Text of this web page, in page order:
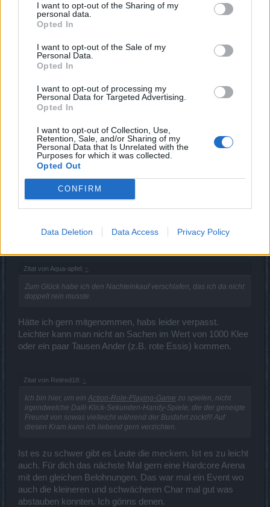
I want to opt-out of the Sharing of my
personal data.
Opted In
I want to opt-out of the Sale of my
Personal Data.
Opted In
I want to opt-out of processing my
Personal Data for Targeted Advertising.
Opted In
I want to opt-out of Collection, Use,
Retention, Sale, and/or Sharing of my
Personal Data that Is Unrelated with the
Purposes for which it was collected.
Opted Out
CONFIRM
Data Deletion Data Access Privacy Policy
gemacht? Stand nirgends das dieses Event ein Muss ist.
Hätte man auch auslassen können.
Zitat von Aqua-apfel: ↑
Sogar mein 5-jähriger Enkel war nicht begeistert er fand es
der rote Kreis sich leert.
Dann bitte das nächste mal den Schwierigkeitsgrad einige
Stufen nach oben das man etwas Herausforderung hat.
Auch wenn dann am Ende pro runde nur 3-4 Kisten
rauskommen.
Du hättest aber ja auch die Arena mit den 35 Kills machen
drücken. Du hast doch die Auswahl gehabt. Selbst auf H
drücken habe ich mir erspart. Mit richtigen Skill, 1 Hand Set
brauchte man sogar das nicht - war einfach nur rumstehen.
als ich Schaden genommen habe.
Zitat von Aqua-apfel: ↑
Zum Glück habe ich den Nachteinkauf verschlafen, das ich da nicht
doppelt rein musste.
Hätte ich gern mitgenommen, habs leider verpasst.
Leichter kann man nicht an Sachen im Wert von 1000 Klee
oder ein paar Tausen Ander (z.B. rote Essis) kommen.
Zitat von Retired18: ↑
Ich bin hier, um ein Action-Role-Playing-Game zu spielen, nicht
irgendwelche Dalli-Klick-Sekunden-Handy-Spiele, die der geneigte
Freund von sowas vielleicht während der Busfahrt zockt!!! Auf
diesen Kram kann ich liebend gern verzichten.
Ist es zu schwer gibt es Leute die meckern. Ist es zu leicht
auch. Für dich das nächste Mal gern eine Hardcore Arena
mit den gleichen Belohnungen. Das war mal ein Event wo
auch die kleineren und schwächeren Char mal gut was
abstauben konnten. Ich gönns denen.